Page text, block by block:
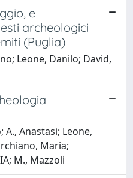
e
archeologici
(Puglia)
Leone, Danilo; David,
A., Anastasi; Leone,
Maria;
M., Mazzoli